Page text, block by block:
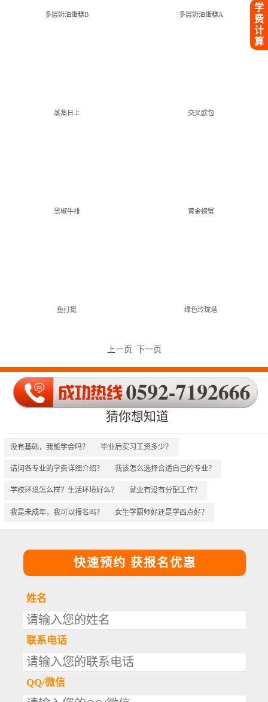
学
费
计
算
多层奶油蛋糕B 多层奶油蛋糕A
蒸蒸日上 交叉欧包
黑椒牛排 黄金螃蟹
鱼打挺 绿色玲珑塔
上一页 下一页
猜你想知道
没有基础，我能学会吗？ 毕业后实习工资多少？
请问各专业的学费详细介绍？ 我该怎么选择合适自己的专业？
学校环境怎么样？生活环境好么？ 就业有没有分配工作？
我是未成年，我可以报名吗？ 女生学厨师好还是学西点好？
快速预约 获报名优惠
姓名
联系电话
QQ/微信